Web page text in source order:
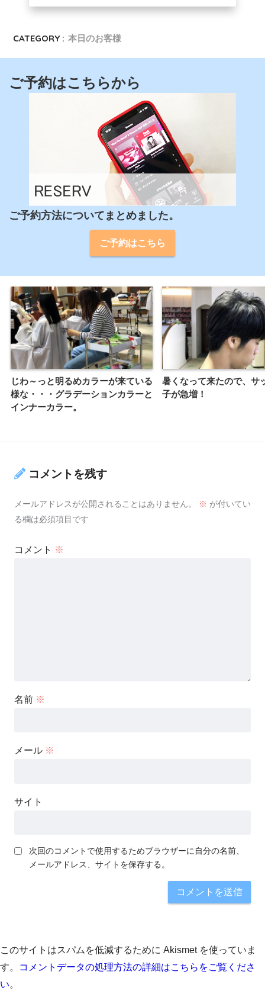
CATEGORY : 本日のお客様
ご予約はこちらから
ご予約方法についてまとめました。
ご予約はこちら
じわ～っと明るめカラーが来ている
様な・・・グラデーションカラーと
インナーカラー。
暑くなって来たので、サ
子が急増！
コメントを残す
メールアドレスが公開されることはありません。 ※ が付いてい
る欄は必須項目です
コメント ※
名前 ※
メール ※
サイト
次回のコメントで使用するためブラウザーに自分の名前、
メールアドレス、サイトを保存する。
このサイトはスパムを低減するために Akismet を使っていま
す。
コメントデータの処理方法の詳細はこちらをご覧くださ
い。